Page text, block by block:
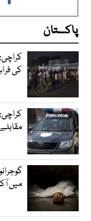
پاکستان
کی
میں آکر 19 سالہ لڑکی